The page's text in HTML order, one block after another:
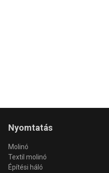
Nyomtatás
Molinó
Textil molinó
Építési háló